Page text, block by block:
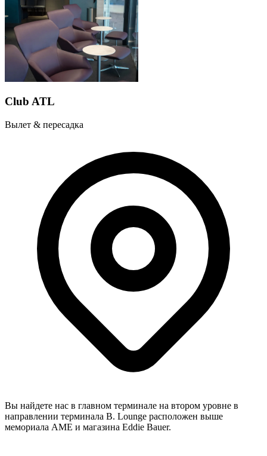
Club ATL
Вылет & пересадка
Вы найдете нас в главном терминале на втором уровне в
направлении терминала B. Lounge расположен выше
мемориала AME и магазина Eddie Bauer.